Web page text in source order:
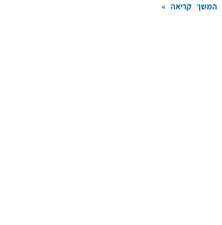
המשך קריאה »